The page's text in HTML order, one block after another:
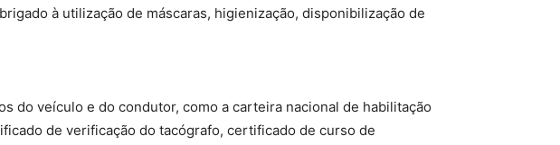
à utilização de máscaras, higienização, disponibilização de
do veículo e do condutor, como a carteira nacional de habilitação
de verificação do tacógrafo, certificado de curso de